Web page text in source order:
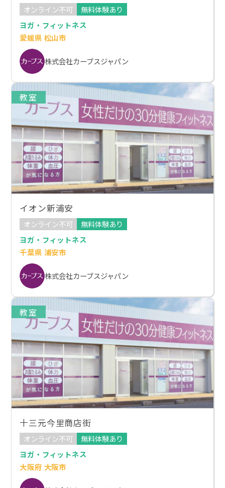
オンライン不可
無料体験あり
ヨガ・フィットネス
愛媛県 松山市
株式会社カーブスジャパン
教室
イオン新浦安
オンライン不可
無料体験あり
ヨガ・フィットネス
千葉県 浦安市
株式会社カーブスジャパン
教室
十三元今里商店街
オンライン不可
無料体験あり
ヨガ・フィットネス
大阪府 大阪市